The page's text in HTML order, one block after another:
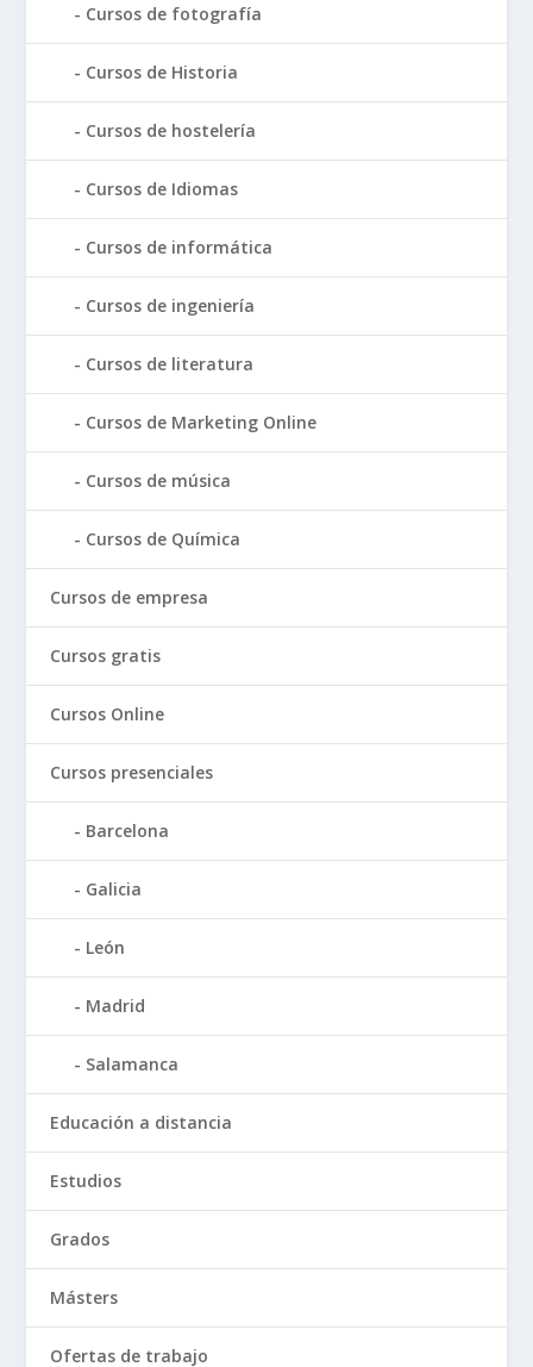
Cursos de fotografía
Cursos de Historia
Cursos de hostelería
Cursos de Idiomas
Cursos de informática
Cursos de ingeniería
Cursos de literatura
Cursos de Marketing Online
Cursos de música
Cursos de Química
Cursos de empresa
Cursos gratis
Cursos Online
Cursos presenciales
Barcelona
Galicia
León
Madrid
Salamanca
Educación a distancia
Estudios
Grados
Másters
Ofertas de trabajo